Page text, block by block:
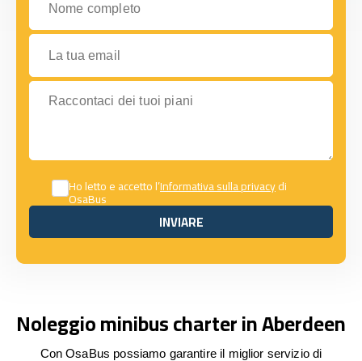
La tua email
Raccontaci dei tuoi piani
Ho letto e accetto l’Informativa sulla privacydi
OsaBus
INVIARE
INVIARE
Noleggio minibus charter in Aberdeen
Con OsaBus possiamo garantire il miglior servizio di